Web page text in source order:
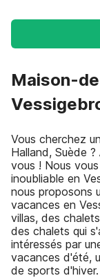
Maison-
Vous cherchez
Halland, Suède
vous ! Nous
inoubliable en
nous proposons
vacances en
villas, des
des chalets qui
intéressés par
vacances d'été,
de sports d'hiver.